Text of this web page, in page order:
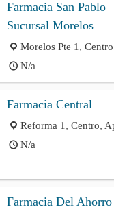
Farmacia San Pablo
Sucursal Morelos
Morelos Pte 1,
N/a
Farmacia Central
Reforma 1, Centro,
N/a
Farmacia Del Ahorro